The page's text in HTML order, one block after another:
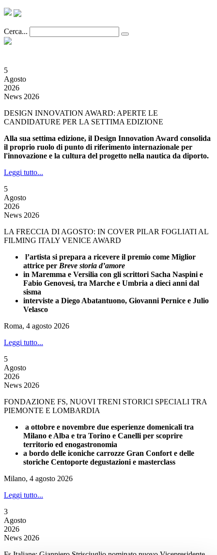
Cerca...
5
Agosto
2026
News 2026
DESIGN INNOVATION AWARD: APERTE LE
CANDIDATURE PER LA SETTIMA EDIZIONE
Alla sua settima edizione, il Design Innovation Award consolida
il proprio ruolo di punto di riferimento internazionale per
l'innovazione e la cultura del progetto nella nautica da diporto.
Leggi tutto...
5
Agosto
2026
News 2026
LA FRECCIA DI AGOSTO: IN COVER PILAR FOGLIATI AL
FILMING ITALY VENICE AWARD
l’artista si prepara a ricevere il premio come Miglior
attrice per Breve storia d’amore
in Maremma e Versilia con gli scrittori Sacha Naspini e
Fabio Genovesi, tra Marche e Umbria a dieci anni dal
sisma
interviste a Diego Abatantuono, Giovanni Pernice e Julio
Velasco
Roma, 4 agosto 2026
Leggi tutto...
5
Agosto
2026
News 2026
FONDAZIONE FS, NUOVI TRENI STORICI SPECIALI TRA
PIEMONTE E LOMBARDIA
a ottobre e novembre due esperienze domenicali tra
Milano e Alba e tra Torino e Canelli per scoprire
territorio ed enogastronomia
a bordo delle iconiche carrozze Gran Confort e delle
storiche Centoporte degustazioni e masterclass
Milano, 4 agosto 2026
Leggi tutto...
3
Agosto
2026
News 2026